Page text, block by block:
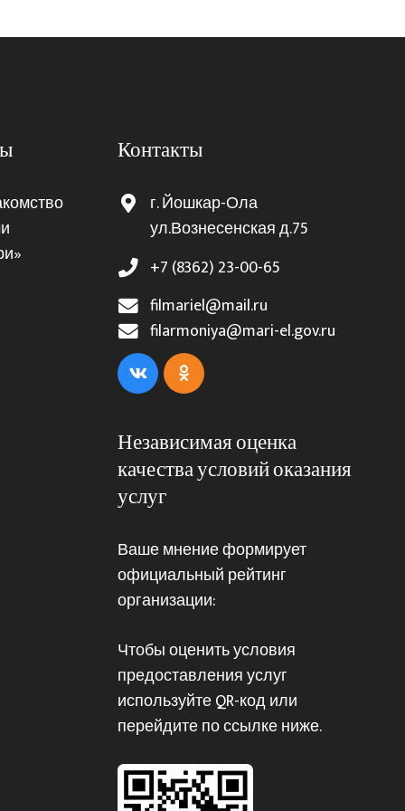
Контакты
г. Йошкар-Ола
ул.Вознесенская д.75
+7 (8362) 23-00-65
filmariel@mail.ru
filarmoniya@mari-el.gov.ru
Независимая оценка
качества условий оказания
услуг
Ваше мнение формирует
официальный рейтинг
организации:
Чтобы оценить условия
предоставления услуг
используйте QR-код или
перейдите по ссылке ниже.